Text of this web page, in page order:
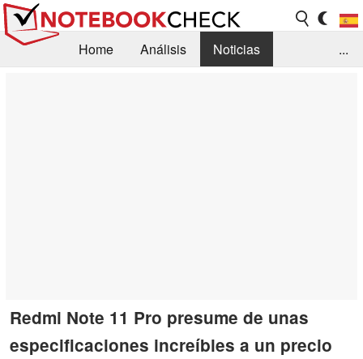
Home Análisis
Noticias
...
Redmi Note 11 Pro presume de unas
especificaciones increíbles a un precio